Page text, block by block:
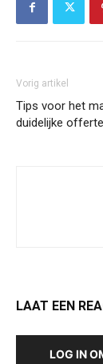
Vorig artikel
Tips voor het
duidelijke
LAAT EEN
LOG IN